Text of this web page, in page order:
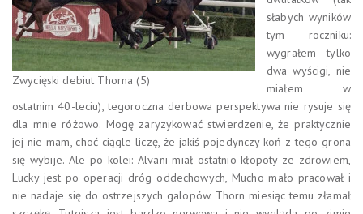
Zwycięski debiut Thorna (5)
słabych wyników
tym roczniku:
wygrałem tylko
dwa wyścigi, nie
miałem w
ostatnim 40-leciu), tegoroczna derbowa perspektywa nie rysuje się
dla mnie różowo. Mogę zaryzykować stwierdzenie, że praktycznie
jej nie mam, choć ciągle liczę, że jakiś pojedynczy koń z tego grona
się wybije. Ale po kolei: Alvani miał ostatnio kłopoty ze zdrowiem,
Lucky jest po operacji dróg oddechowych, Mucho mało pracował i
nie nadaje się do ostrzejszych galopów. Thorn miesiąc temu złamał